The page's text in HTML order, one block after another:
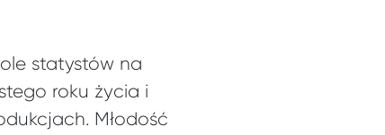
statystów na
roku życia i
Młodość